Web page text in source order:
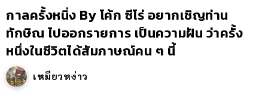
กาลครั้งหนึ่ง By โค้ก ซีโร่ อยากเชิญท่าน
ทักษิณ ไปออกรายการ เป็นความฝัน ว่าครั้ง
หนึ่งในชีวิตได้สัมภาษณ์คน ๆ นี้
เหมียวหง่าว